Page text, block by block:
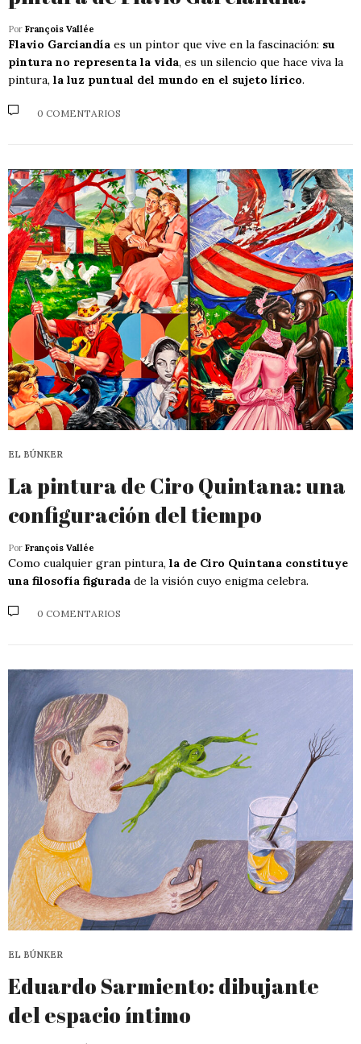
Por François Vallée
Flavio Garciandía es un pintor que vive en la fascinación: su
pintura no representa la vida, es un silencio que hace viva la
pintura, la luz puntual del mundo en el sujeto lírico.
0 COMENTARIOS
EL BÚNKER
La pintura de Ciro Quintana: una
configuración del tiempo
Por François Vallée
Como cualquier gran pintura, la de Ciro Quintana constituye
una filosofía figurada de la visión cuyo enigma celebra.
0 COMENTARIOS
EL BÚNKER
Eduardo Sarmiento: dibujante
del espacio íntimo